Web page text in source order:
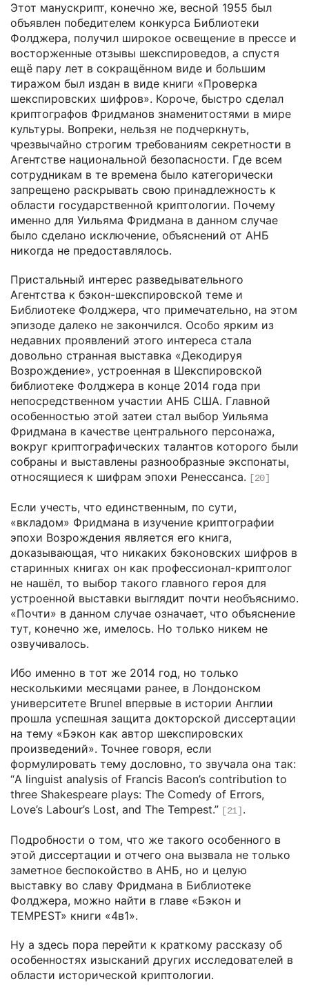
Этот манускрипт, конечно же, весной 1955 был
объявлен победителем конкурса Библиотеки
Фолджера, получил широкое освещение в прессе и
восторженные отзывы шекспироведов, а спустя
ещё пару лет в сокращённом виде и большим
тиражом был издан в виде книги «Проверка
шекспировских шифров». Короче, быстро сделал
криптографов Фридманов знаменитостями в мире
культуры. Вопреки, нельзя не подчеркнуть,
чрезвычайно строгим требованиям секретности в
Агентстве национальной безопасности. Где всем
сотрудникам в те времена было категорически
запрещено раскрывать свою принадлежность к
области государственной криптологии. Почему
именно для Уильяма Фридмана в данном случае
было сделано исключение, объяснений от АНБ
никогда не предоставлялось.
Пристальный интерес разведывательного
Агентства к бэкон-шекспировской теме и
Библиотеке Фолджера, что примечательно, на этом
эпизоде далеко не закончился. Особо ярким из
недавних проявлений этого интереса стала
довольно странная выставка «Декодируя
Возрождение», устроенная в Шекспировской
библиотеке Фолджера в конце 2014 года при
непосредственном участии АНБ США. Главной
особенностью этой затеи стал выбор Уильяма
Фридмана в качестве центрального персонажа,
вокруг криптографических талантов которого были
собраны и выставлены разнообразные экспонаты,
относящиеся к шифрам эпохи Ренессанса. [20]
Если учесть, что единственным, по сути,
«вкладом» Фридмана в изучение криптографии
эпохи Возрождения является его книга,
доказывающая, что никаких бэконовских шифров в
старинных книгах он как профессионал-криптолог
не нашёл, то выбор такого главного героя для
устроенной выставки выглядит почти необъяснимо.
«Почти» в данном случае означает, что объяснение
тут, конечно же, имелось. Но только никем не
озвучивалось.
Ибо именно в тот же 2014 год, но только
несколькими месяцами ранее, в Лондонском
университете Brunel впервые в истории Англии
прошла успешная защита докторской диссертации
на тему «Бэкон как автор шекспировских
произведений». Точнее говоря, если
формулировать тему дословно, то звучала она так:
“A linguist analysis of Francis Bacon’s contribution to
three Shakespeare plays: The Comedy of Errors,
Love’s Labour’s Lost, and The Tempest.” [21] .
Подробности о том, что же такого особенного в
этой диссертации и отчего она вызвала не только
заметное беспокойство в АНБ, но и целую
выставку во славу Фридмана в Библиотеке
Фолджера, можно найти в главе «Бэкон и
TEMPEST» книги «4в1».
Ну а здесь пора перейти к краткому рассказу об
особенностях изысканий других исследователей в
области исторической криптологии.